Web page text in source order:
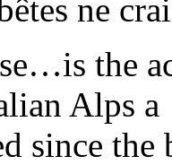
ne
the
Alps a
since